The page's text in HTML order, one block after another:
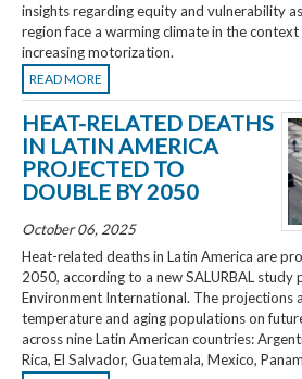
insights regarding equity and vulnerability
region face a warming climate in the
increasing motorization.
READ MORE
HEAT-RELATED DEATHS
IN LATIN AMERICA
PROJECTED TO
DOUBLE BY 2050
October 06, 2025
Heat-related deaths in Latin America are
2050, according to a new SALURBAL study
Environment International. The projections
temperature and aging populations on
across nine Latin American countries:
Rica, El Salvador, Guatemala, Mexico,